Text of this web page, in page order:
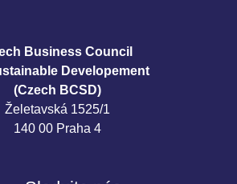
Business Council
Developement
(Czech BCSD)
Želetavská 1525/1
140 00 Praha 4